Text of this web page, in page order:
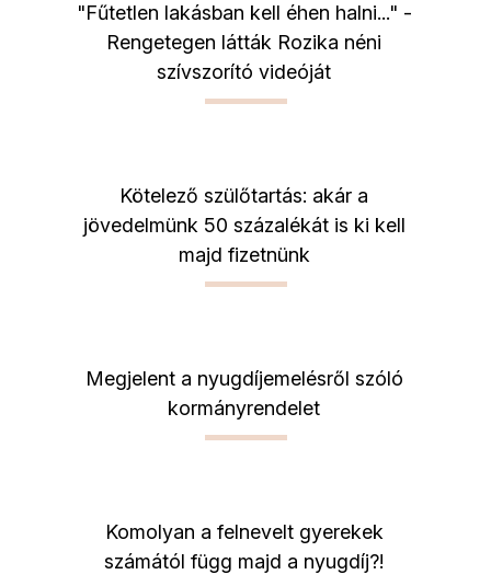
"Fűtetlen lakásban kell éhen halni..." -
Rengetegen látták Rozika néni
szívszorító videóját
Kötelező szülőtartás: akár a
jövedelmünk 50 százalékát is ki kell
majd fizetnünk
Megjelent a nyugdíjemelésről szóló
kormányrendelet
Komolyan a felnevelt gyerekek
számától függ majd a nyugdíj?!